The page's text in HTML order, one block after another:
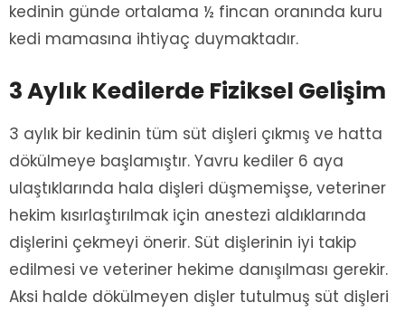
kedinin günde ortalama ½ fincan oranında kuru
kedi mamasına ihtiyaç duymaktadır.
3 Aylık Kedilerde Fiziksel Gelişim
3 aylık bir kedinin tüm süt dişleri çıkmış ve hatta
dökülmeye başlamıştır. Yavru kediler 6 aya
ulaştıklarında hala dişleri düşmemişse, veteriner
hekim kısırlaştırılmak için anestezi aldıklarında
dişlerini çekmeyi önerir. Süt dişlerinin iyi takip
edilmesi ve veteriner hekime danışılması gerekir.
Aksi halde dökülmeyen dişler tutulmuş süt dişleri